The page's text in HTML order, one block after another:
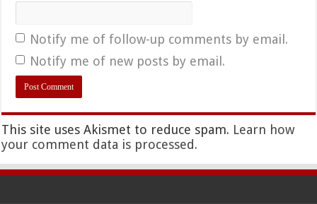
Notify me of follow-up comments by email.
Notify me of new posts by email.
This site uses Akismet to reduce spam. Learn how
your comment data is processed.